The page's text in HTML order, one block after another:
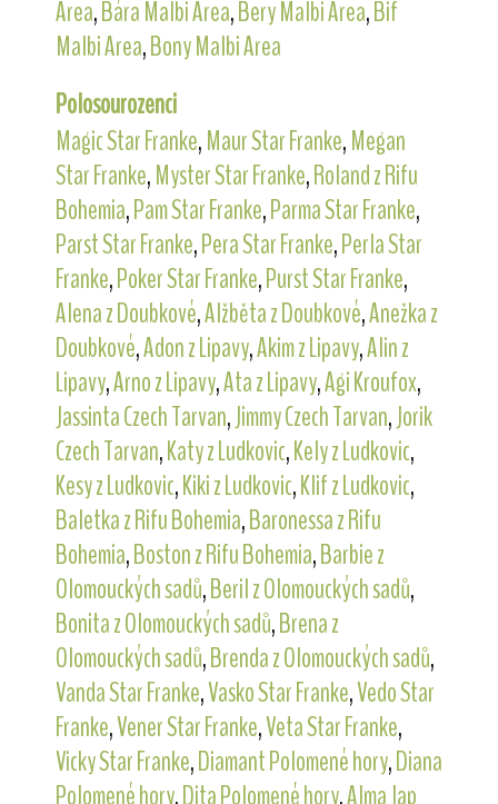
Area,Bára Malbi Area,Bery Malbi Area,Bif
Malbi Area,Bony Malbi Area
Polosourozenci
Magic Star Franke,Maur Star Franke,Megan
Star Franke,Myster Star Franke,Roland z Rifu
Bohemia,Pam Star Franke,Parma Star Franke,
Parst Star Franke,Pera Star Franke,Perla Star
Franke,Poker Star Franke,Purst Star Franke,
Alena z Doubkové,Alžběta z Doubkové,Anežka z
Doubkové,Adon z Lipavy,Akim z Lipavy,Alin z
Lipavy,Arno z Lipavy,Ata z Lipavy,Agi Kroufox,
Jassinta Czech Tarvan,Jimmy Czech Tarvan,Jorik
Czech Tarvan,Katy z Ludkovic,Kely z Ludkovic,
Kesy z Ludkovic,Kiki z Ludkovic,Klif z Ludkovic,
Baletka z Rifu Bohemia,Baronessa z Rifu
Bohemia,Boston z Rifu Bohemia,Barbie z
Olomouckých sadů,Beril z Olomouckých sadů,
Bonita z Olomouckých sadů,Brena z
Olomouckých sadů,Brenda z Olomouckých sadů,
Vanda Star Franke,Vasko Star Franke,Vedo Star
Franke,Vener Star Franke,Veta Star Franke,
Vicky Star Franke,Diamant Polomené hory,Diana
Polomené hory,Dita Polomené hory,Alma Jap